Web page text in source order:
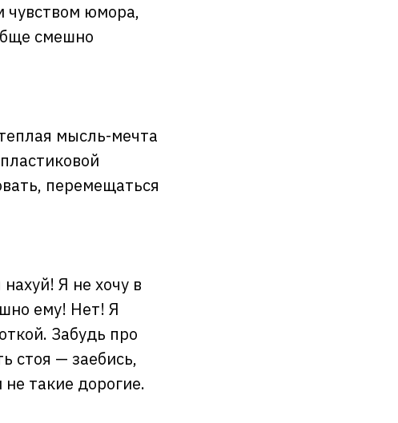
чувством юмора,
смешно
мысль-мечта
перемещаться
Я не хочу в
ему! Нет! Я
Забудь про
стоя — заебись,
такие дорогие.